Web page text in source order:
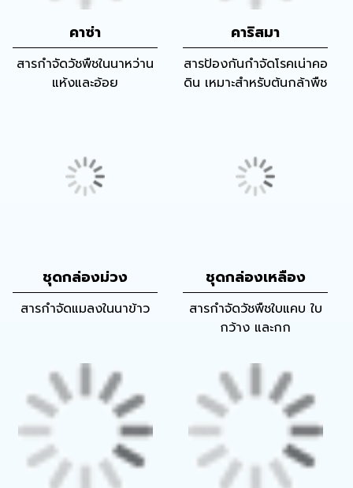
คาซ่า
สารกำจัดวัชพืชในนาหว่าน
แห้งและอ้อย
คาริสมา
สารป้องกันกำจัดโรคเน่าคอ
ดิน เหมาะสำหรับต้นกล้าพืช
ชุดกล่องม่วง
สารกำจัดแมลงในนาข้าว
ชุดกล่องเหลือง
สารกำจัดวัชพืชใบแคบ ใบ
กว้าง และกก